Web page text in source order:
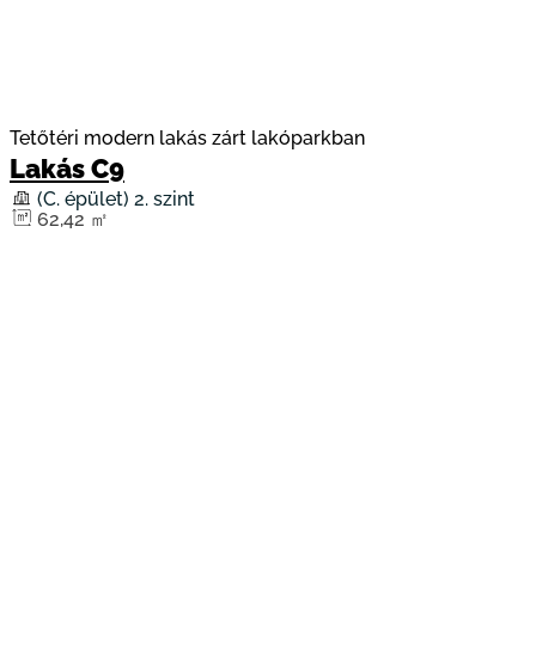
Tetőtéri modern lakás zárt lakóparkban
Lakás C9
(C. épület) 2. szint
62,42 ㎡